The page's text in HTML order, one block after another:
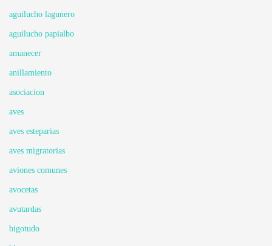
aguilucho lagunero
aguilucho papialbo
amanecer
anillamiento
asociacion
aves
aves esteparias
aves migratorias
aviones comunes
avocetas
avutardas
bigotudo